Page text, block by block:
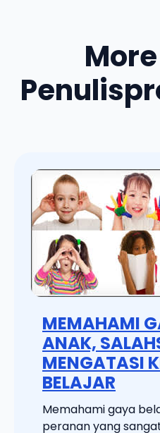
MEMAHAMI
ANAK,
MENGATASI
BELAJAR
Memahami gaya
peranan yang